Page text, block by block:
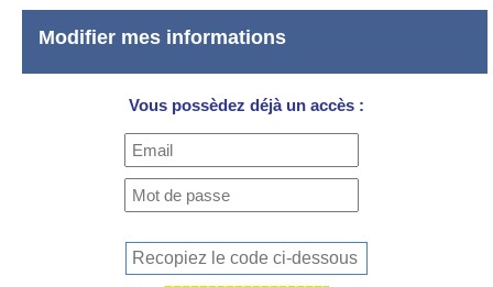
Modifier mes informations
Vous possèdez déjà un accès :